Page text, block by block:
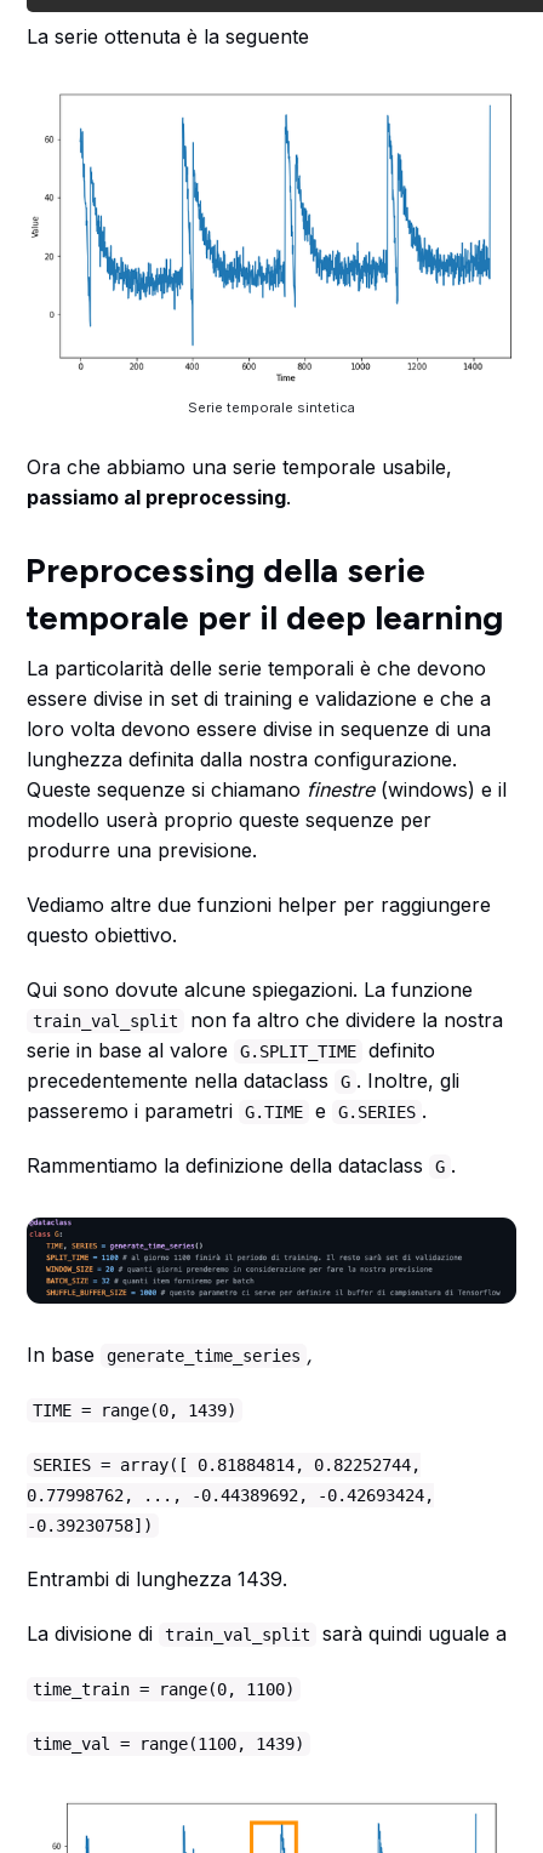
La serie ottenuta è la seguente
Serie temporale sintetica
Ora che abbiamo una serie temporale usabile,
passiamo al preprocessing.
Preprocessing della serie
temporale per il deep learning
La particolarità delle serie temporali è che devono
essere divise in set di training e validazione e che a
loro volta devono essere divise in sequenze di una
lunghezza definita dalla nostra configurazione.
Queste sequenze si chiamano finestre(windows) e il
modello userà proprio queste sequenze per
produrre una previsione.
Vediamo altre due funzioni helper per raggiungere
questo obiettivo.
Qui sono dovute alcune spiegazioni. La funzione
train_val_split
non fa altro che dividere la nostra
serie in base al valore
G.SPLIT_TIME
definito
precedentemente nella dataclass
G . Inoltre, gli
passeremo i parametri
G.TIME e G.SERIES .
Rammentiamo la definizione della dataclass G .‍
In base generate_time_series ,
TIME = range(0, 1439)
SERIES = array([ 0.81884814, 0.82252744,
0.77998762, ..., -0.44389692, -0.42693424,
-0.39230758])
Entrambi di lunghezza 1439.
La divisione di train_val_split sarà quindi uguale a
time_train = range(0, 1100)
time_val = range(1100, 1439)